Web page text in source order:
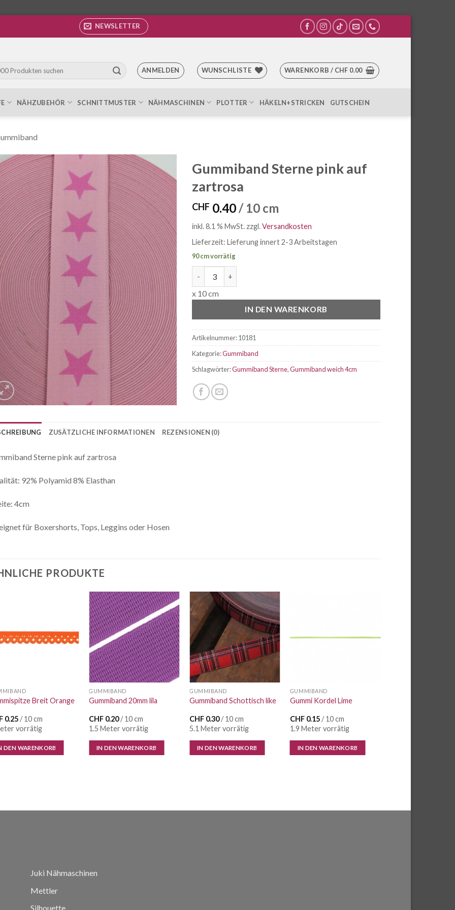
NEWSLETTER
ANMELDEN WUNSCHLISTE WARENKORB / CHF 0.00
NÄHZUBEHÖR SCHNITTMUSTER NÄHMASCHINEN PLOTTER HÄKELN+STRICKEN GUTSCHEIN
Auf die
Wunschliste
Gummiband Sterne pink auf
zartrosa
CHF 0.40 / 10 cm
inkl. 8.1 % MwSt. zzgl.Versandkosten
Lieferzeit:Lieferung innert 2-3 Arbeitstagen
90 cm vorrätig
x 10 cm
IN DEN WARENKORB
Artikelnummer:10181
Kategorie:Gummiband
Schlagwörter:Gummiband Sterne,Gummiband weich 4cm
ZUSÄTZLICHE INFORMATIONEN REZENSIONEN (0)
Sterne pink auf zartrosa
92% Polyamid 8% Elasthan
4cm
für Boxershorts, Tops, Leggins oder Hosen
PRODUKTE
Breit Orange
0.25/ 10 cm
vorrätig
DEN WARENKORB
Auf die
Wunschliste
GUMMIBAND
Gummiband 20mm lila
CHF 0.20/ 10 cm
1.5 Meter vorrätig
IN DEN WARENKORB
Auf die
Wunschliste
GUMMIBAND
Gummiband Schottisch like
CHF 0.30/ 10 cm
5.1 Meter vorrätig
IN DEN WARENKORB
GUMMIBAND
Gummi Kordel Lime
CHF0.15/ 10 cm
1.9 Meter vorrätig
IN DEN WARENKORB
Juki Nähmaschinen
Mettler
Silhouette